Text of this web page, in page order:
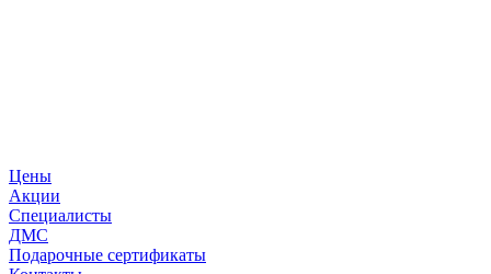
Цены
Акции
Специалисты
ДМС
Подарочные сертификаты